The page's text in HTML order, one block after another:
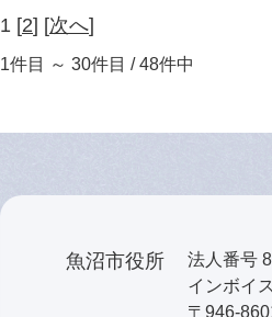
1 [2] [次へ]
1件目 ～ 30件目 / 48件中
魚沼市役所
法人番号
インボイ
〒946-